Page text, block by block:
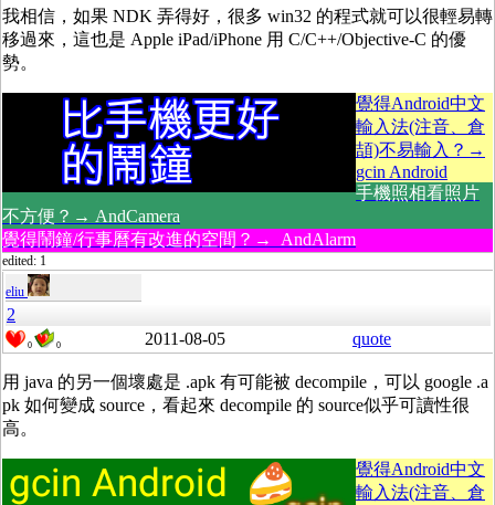
我相信，如果 NDK 弄得好，很多 win32 的程式就可以很輕易轉
移過來，這也是 Apple iPad/iPhone 用 C/C++/Objective-C 的優
勢。
覺得Android中文
輸入法(注音、倉
頡)不易輸入？→
gcin Android
手機照相看照片
不方便？→ AndCamera
覺得鬧鐘/行事曆有改進的空間？→ AndAlarm
edited: 1
eliu
2
0 0 2011-08-05 quote
用 java 的另一個壞處是 .apk 有可能被 decompile，可以 google .a
pk 如何變成 source，看起來 decompile 的 source似乎可讀性很
高。
覺得Android中文
輸入法(注音、倉